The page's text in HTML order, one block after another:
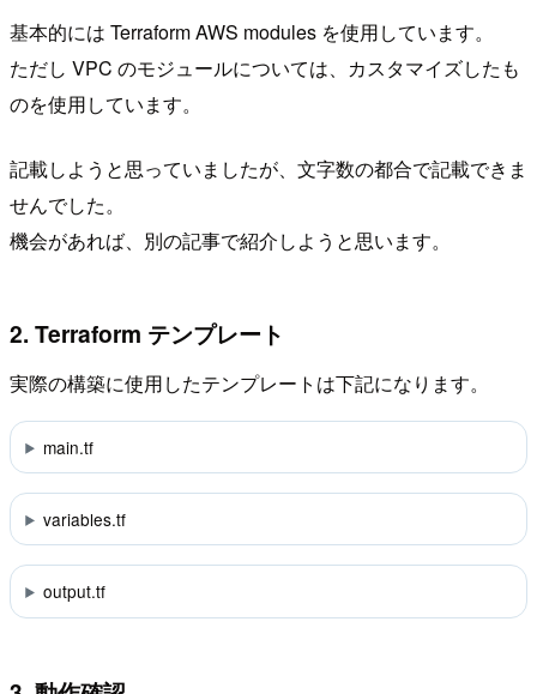
基本的には Terraform AWS modules を使用しています。
ただし VPC のモジュールについては、カスタマイズしたも
のを使用しています。
記載しようと思っていましたが、文字数の都合で記載できま
せんでした。
機会があれば、別の記事で紹介しようと思います。
2. Terraform テンプレート
実際の構築に使用したテンプレートは下記になります。
main.tf
variables.tf
output.tf